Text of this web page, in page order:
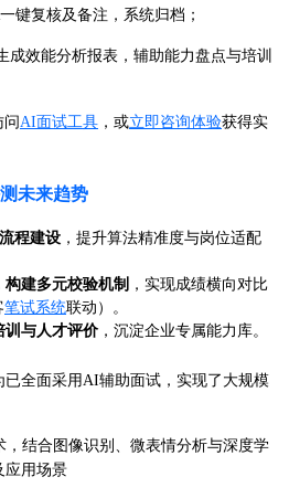
键复核及备注，系统归档；
成效能分析报表，辅助能力盘点与培训
AI面试工具 ，或立即咨询体验获得实
未来趋势
程建设 ，提升算法精准度与岗位适配
建多元校验机制 ，实现成绩横向对比
笔试系统联动）。
训与人才评价，沉淀企业专属能力库。
全面采用AI辅助面试，实现了大规模
结合图像识别、微表情分析与深度学
应用场景